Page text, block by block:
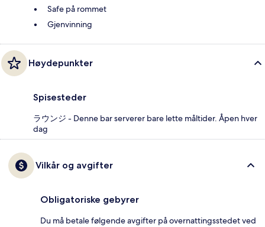
Safe på rommet
Gjenvinning
Høydepunkter
Spisesteder
ラウンジ - Denne bar serverer bare lette måltider. Åpen hver
dag
Vilkår og avgifter
Obligatoriske gebyrer
Du må betale følgende avgifter på overnattingsstedet ved